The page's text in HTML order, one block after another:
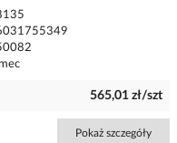
565,01 zł/szt
Pokaż szczegóły